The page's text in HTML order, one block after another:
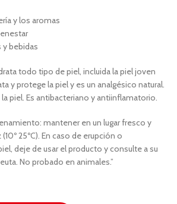
y los aromas
bebidas
todo tipo de piel, incluida la piel joven
y protege la piel y es un analgésico natural.
piel. Es antibacteriano y antiinflamatorio.
mantener en un lugar fresco y
25ºC). En caso de erupción o
deje de usar el producto y consulte a su
No probado en animales.”